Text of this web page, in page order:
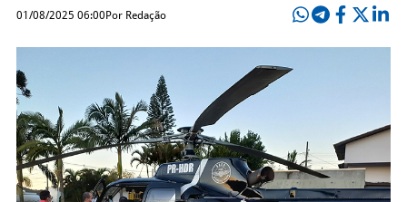
01/08/2025 06:00Por Redação